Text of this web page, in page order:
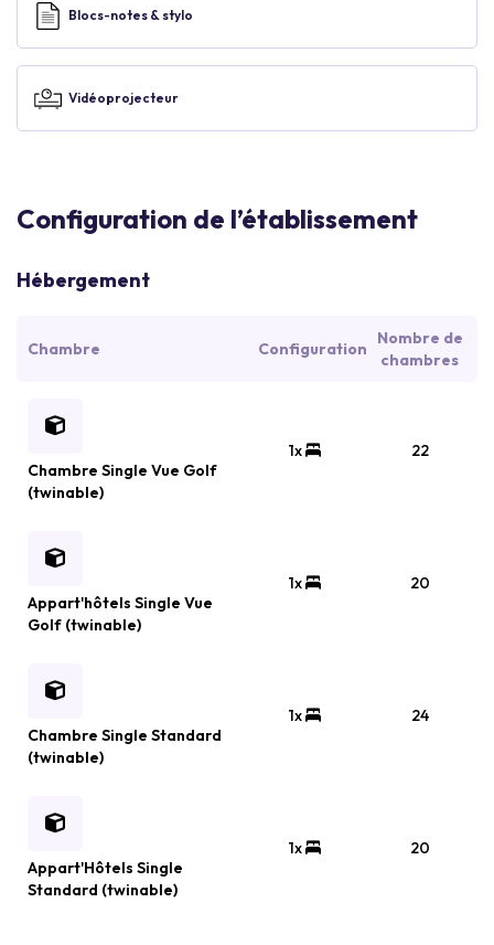
Blocs-notes & stylo
Vidéoprojecteur
Configuration de l’établissement
Hébergement
Chambre Configuration
Nombre de
chambres
Chambre Single Vue Golf
(twinable)
1x 22
Appart'hôtels Single Vue
Golf (twinable)
1x 20
Chambre Single Standard
(twinable)
1x 24
Appart'Hôtels Single
Standard (twinable)
1x 20